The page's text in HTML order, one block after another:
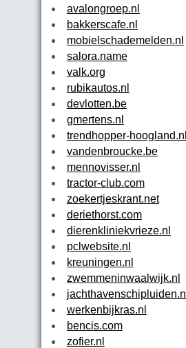
avalongroep.nl
bakkerscafe.nl
mobielschademelden.nl
salora.name
valk.org
rubikautos.nl
devlotten.be
gmertens.nl
trendhopper-hoogland.nl
vandenbroucke.be
mennovisser.nl
tractor-club.com
zoekertjeskrant.net
deriethorst.com
dierenkliniekvrieze.nl
pclwebsite.nl
kreuningen.nl
zwemmeninwaalwijk.nl
jachthavenschipluiden.nl
werkenbijkras.nl
bencis.com
zofier.nl